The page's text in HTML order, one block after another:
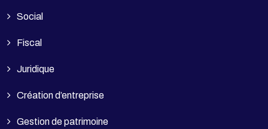
Social
Fiscal
Juridique
Création d’entreprise
Gestion de patrimoine